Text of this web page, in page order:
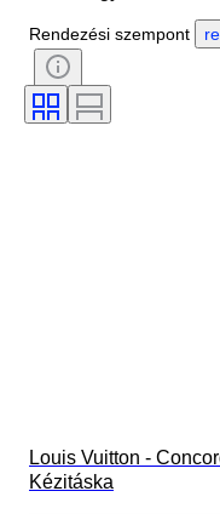
Szín
Minta
Modell
Rendezési szempont
Louis Vuitton -
Kézitáska